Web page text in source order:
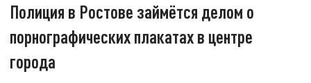
Полиция в Ростове займётся делом о
порнографических плакатах в центре
города